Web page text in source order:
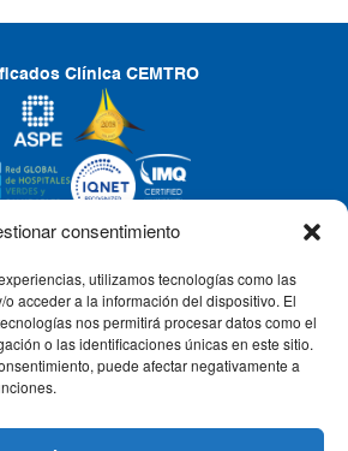
consentimiento
utilizamos tecnologías como las
acceder a la información del dispositivo. El
nos permitirá procesar datos como el
o las identificaciones únicas en este sitio.
puede afectar negativamente a
Clínica CEMTRO